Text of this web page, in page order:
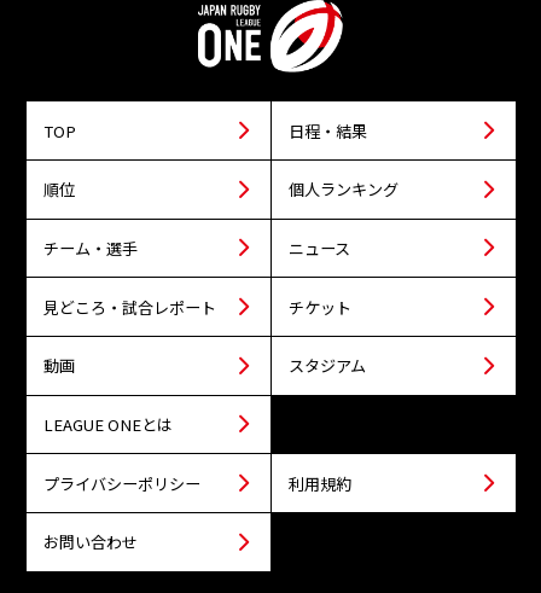
TOP 日程・結果
順位 個人ランキング
チーム・選手 ニュース
見どころ・試合レポート チケット
動画 スタジアム
LEAGUE ONEとは
プライバシーポリシー 利用規約
お問い合わせ